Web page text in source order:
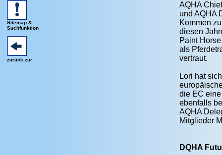
Sitemap &
Suchfunktion
zurück zur
AQHA
und AQHA
Kommen
diesen
Paint
als
vertraut.
Lori hat
die EC
ebenfalls
AQHA
Mitglieder
DQHA